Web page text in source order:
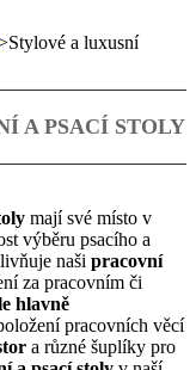
Stylové a luxusní
A PSACÍ STOLY
mají své místo v
výběru psacího a
naši pracovní
za pracovním či
hlavně
pracovních věcí
a různé šuplíky pro